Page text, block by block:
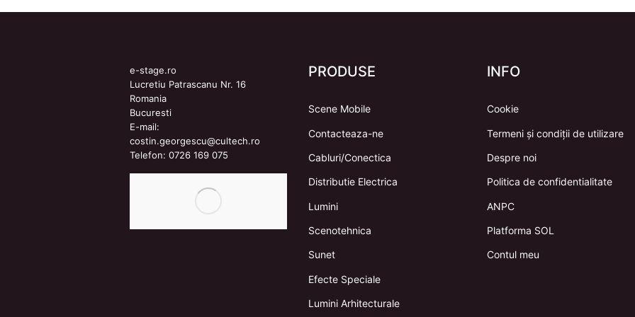
e-stage.ro
Lucretiu Patrascanu Nr. 16
Romania
Bucuresti
E-mail:
costin.georgescu@cultech.ro
Telefon: 0726 169 075
PRODUSE
Scene Mobile
Contacteaza-ne
Cabluri/Conectica
Distributie Electrica
Lumini
Scenotehnica
Sunet
Efecte Speciale
Lumini Arhitecturale
INFO
Cookie
Termeni și condiții de utilizare
Despre noi
Politica de confidentialitate
ANPC
Platforma SOL
Contul meu